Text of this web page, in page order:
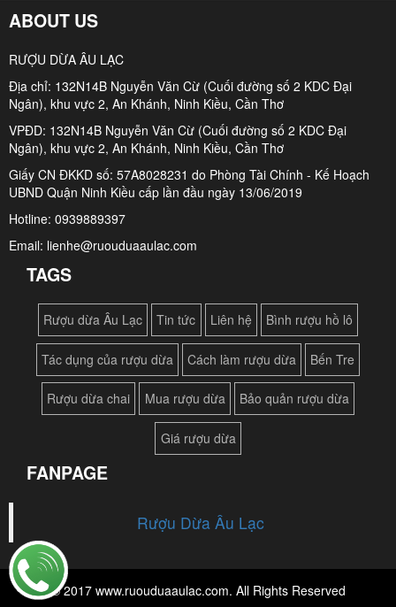
ABOUT US
RƯỢU DỪA ÂU LẠC
Địa chỉ: 132N14B Nguyễn Văn Cừ (Cuối đường số 2 KDC Đại
Ngân), khu vực 2, An Khánh, Ninh Kiều, Cần Thơ
VPĐD: 132N14B Nguyễn Văn Cừ (Cuối đường số 2 KDC Đại
Ngân), khu vực 2, An Khánh, Ninh Kiều, Cần Thơ
Giấy CN ĐKKD số: 57A8028231 do Phòng Tài Chính - Kế Hoạch
UBND Quận Ninh Kiều cấp lần đầu ngày 13/06/2019
Hotline: 0939889397
Email: lienhe@ruouduaaulac.com
TAGS
Rượu dừa Âu Lạc Tin tức Liên hệ Bình rượu hồ lô
Tác dụng của rượu dừa Cách làm rượu dừa Bến Tre
Rượu dừa chai Mua rượu dừa Bảo quản rượu dừa
Giá rượu dừa
FANPAGE
Rượu Dừa Âu Lạc
© 2017 www.ruouduaaulac.com. All Rights Reserved